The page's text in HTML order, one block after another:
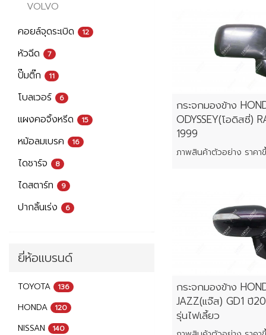
VOLVO
คอยล์จุดระเบิด
12
หัวฉีด 7
ปั๊มติ๊ก 11
โบลเวอร์ 6
แผงคอจิ้งหรีด 15
หม้อลมเบรค 16
ไดชาร์จ 8
ไดสตาร์ท 9
ปากลิ้นเร่ง 6
ยี่ห้อแบรนด์
TOYOTA 136
HONDA 120
NISSAN 140
กระจกมองข้าง
ODYSSEY(โอดิสซี่)
1999
กระจกมองข้าง
JAZZ(แจ๊ส) GD1 ปี
รุ่นไฟเลี้ยว